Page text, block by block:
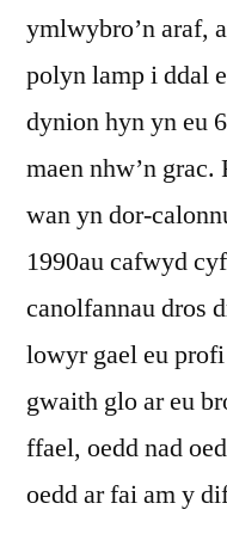
ymlwybro’n araf,
polyn lamp i ddal
dynion hyn yn eu
maen nhw’n
wan yn dor-
1990au cafwyd
canolfannau dros
lowyr gael eu
gwaith glo ar eu
ffael, oedd nad
oedd ar fai am y